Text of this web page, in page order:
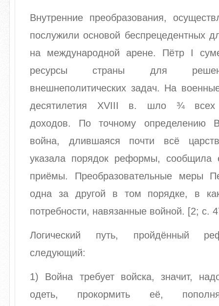
Внутренние преобразования,
послужили основой беспрецедентных
на международной арене. Пётр I
ресурсы страны для
внешнеполитических задач. На
десятилетия XVIII в. шло ¾ всех
доходов. По точному определению
война, длившаяся почти всё
указала порядок реформы,
приёмы. Преобразовательные меры
одна за другой в том порядке, в
потребности, навязанные войной. [2; с.
Логический путь, пройдённый
следующий:
1) Война требует войска, значит,
одеть, прокормить её,